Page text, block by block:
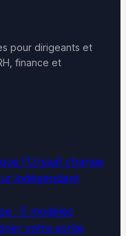
pour dirigeants et
finance et
l’Urssaf change
indépendant
: 5 modèles
votre sortie